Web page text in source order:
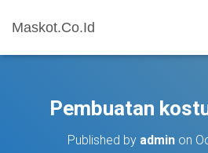
Maskot.Co.Id
Pembuatan
Published by adminon